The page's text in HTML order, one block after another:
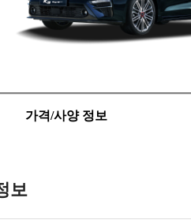
가격/사양 정보
보